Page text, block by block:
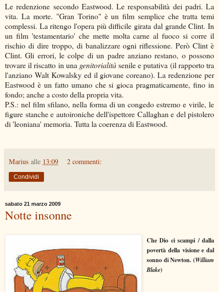
Le redenzione secondo Eastwood. Le responsabilità dei padri. La
vita. La morte. "Gran Torino" è un film semplice che tratta temi
complessi. La ritengo l'opera più difficile girata dal grande Clint. In
un film 'testamentario' che mette molta carne al fuoco si corre il
rischio di dire troppo, di banalizzare ogni riflessione. Però Clint è
Clint. Gli errori, le colpe di un padre anziano restano, o possono
trovare il riscatto in una genitorialitàsenile e putativa (il rapporto tra
l'anziano Walt Kowalsky ed il giovane coreano). La redenzione per
Eastwood è un fatto umano che si gioca pragmaticamente, fino in
fondo; anche a costo della propria vita.
P.S.: nel film sfilano, nella forma di un congedo estremo e virile, le
figure stanche e autoironiche dell'ispettore Callaghan e del pistolero
di 'leoniana' memoria. Tutta la coerenza di Eastwood.
Marius alle 13:09 2 commenti:
Condividi
sabato 21 marzo 2009
Notte insonne
Che Dio ci scampi / dalla
povertà della visione e dal
sonno di Newton. (William
Blake)